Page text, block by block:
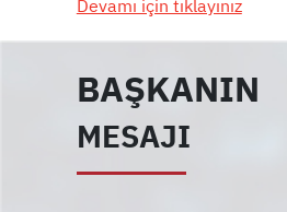
Devamı için tıklayınız
BAŞKANIN
MESAJI